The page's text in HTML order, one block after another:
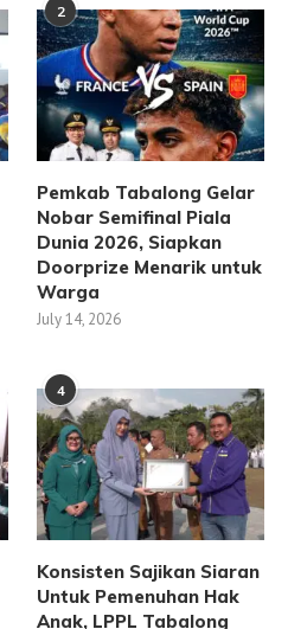
2
Pemkab Tabalong Gelar
Nobar Semifinal Piala
Dunia 2026, Siapkan
Doorprize Menarik untuk
Warga
July 14, 2026
4
Konsisten Sajikan Siaran
Untuk Pemenuhan Hak
Anak, LPPL Tabalong